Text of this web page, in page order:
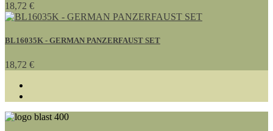
18,72 €
BL16035K - GERMAN PANZERFAUST SET
18,72 €